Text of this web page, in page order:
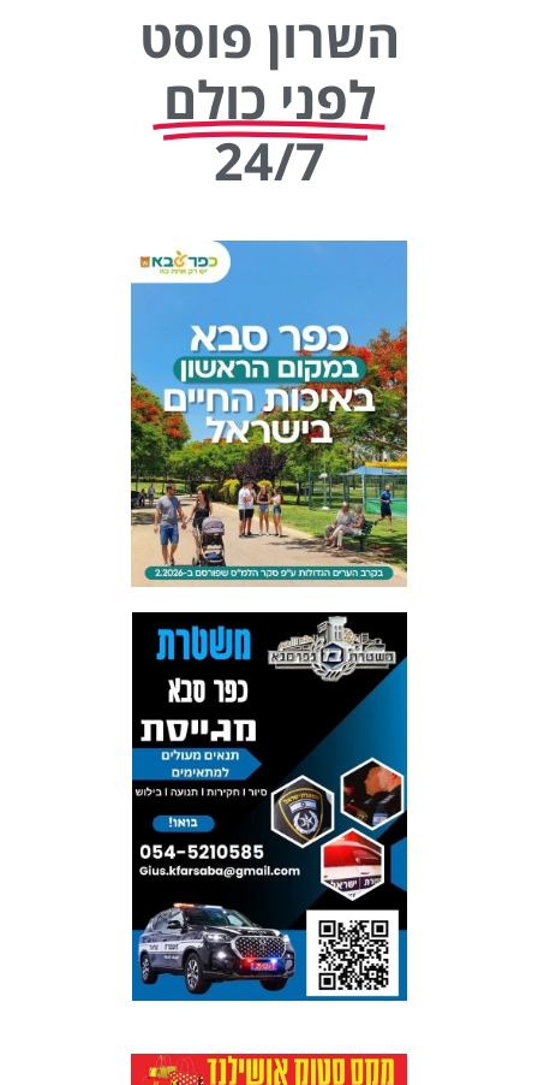
השרון פוסט
לפני כולם
24/7